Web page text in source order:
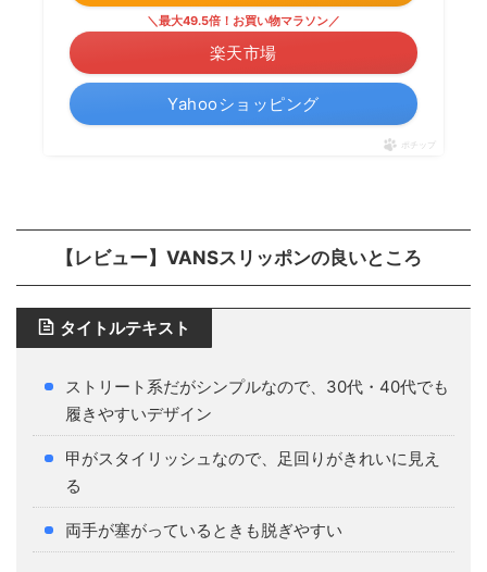
＼最大49.5倍！お買い物マラソン／
楽天市場
Yahooショッピング
ポチップ
【レビュー】VANSスリッポンの良いところ
タイトルテキスト
ストリート系だがシンプルなので、30代・40代でも
履きやすいデザイン
甲がスタイリッシュなので、足回りがきれいに見え
る
両手が塞がっているときも脱ぎやすい